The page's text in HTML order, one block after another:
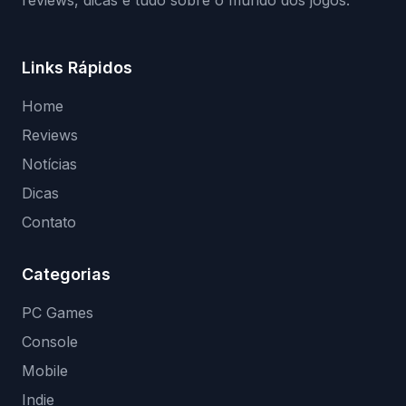
Links Rápidos
Home
Reviews
Notícias
Dicas
Contato
Categorias
PC Games
Console
Mobile
Indie